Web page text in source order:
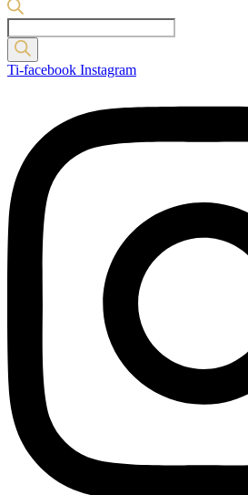
Products
search
Ti-facebook Instagram